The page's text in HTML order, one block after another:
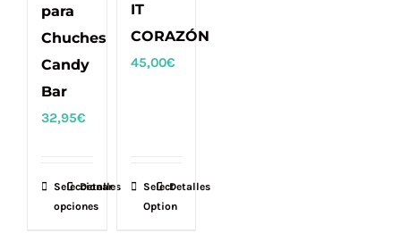
para
Chuches
Candy
Bar
32,95€
Seleccionar
opciones
Este
producto
Detalles
IT
CORAZÓN
45,00€
Select
Option
Detalles